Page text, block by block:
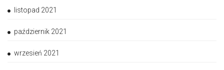
listopad 2021
październik 2021
wrzesień 2021